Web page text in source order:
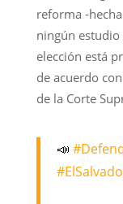
reforma -
ningún
elección está
de acuerdo
de la Corte
📣